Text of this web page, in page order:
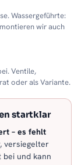
Wassergeführte:
wir auch
Ventile,
oder als Variante.
startklar
– es fehlt
versiegelter
bei und kann